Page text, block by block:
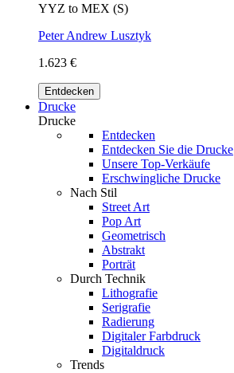
YYZ to MEX (S)
Peter Andrew Lusztyk
1.623 €
Entdecken
Drucke
Drucke
Entdecken
Entdecken Sie die Drucke
Unsere Top-Verkäufe
Erschwingliche Drucke
Nach Stil
Street Art
Pop Art
Geometrisch
Abstrakt
Porträt
Durch Technik
Lithografie
Serigrafie
Radierung
Digitaler Farbdruck
Digitaldruck
Trends